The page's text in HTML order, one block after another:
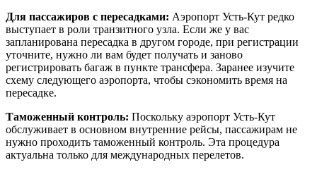
Для пассажиров с пересадками: Аэропорт Усть-Кут редко
выступает в роли транзитного узла. Если же у вас
запланирована пересадка в другом городе, при регистрации
уточните, нужно ли вам будет получать и заново
регистрировать багаж в пункте трансфера. Заранее изучите
схему следующего аэропорта, чтобы сэкономить время на
пересадке.
Таможенный контроль: Поскольку аэропорт Усть-Кут
обслуживает в основном внутренние рейсы, пассажирам не
нужно проходить таможенный контроль. Эта процедура
актуальна только для международных перелетов.